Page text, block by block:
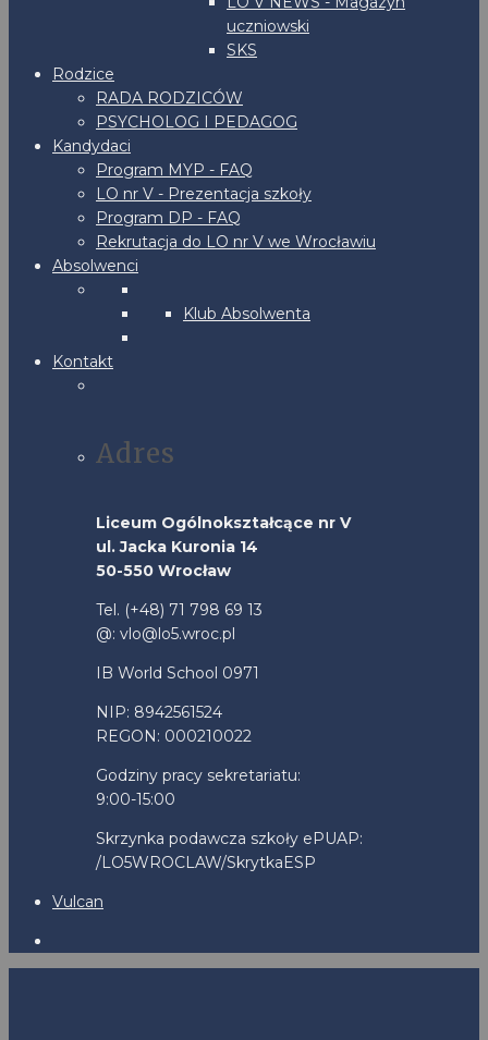
uczniowski
SKS
Rodzice
RADA RODZICÓW
PSYCHOLOG I PEDAGOG
Kandydaci
Program MYP - FAQ
LO nr V - Prezentacja szkoły
Program DP - FAQ
Rekrutacja do LO nr V we Wrocławiu
Absolwenci
Klub Absolwenta
Kontakt
Adres
Liceum Ogólnokształcące nr V
ul. Jacka Kuronia 14
50-550 Wrocław
Tel. (+48) 71 798 69 13
@: vlo@lo5.wroc.pl
IB World School 0971
NIP: 8942561524
REGON: 000210022
Godziny pracy sekretariatu:
9:00-15:00
Skrzynka podawcza szkoły ePUAP:
/LO5WROCLAW/SkrytkaESP
Vulcan